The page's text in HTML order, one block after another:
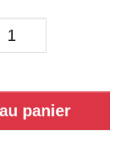
panier